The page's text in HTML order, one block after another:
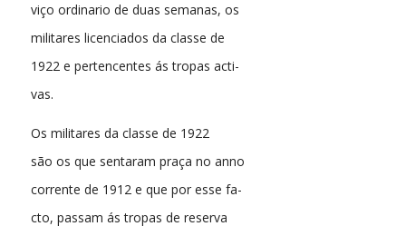
viço ordinario de duas semanas, os
militares licenciados da classe de
1922 e pertencentes ás tropas acti-
vas.
Os militares da classe de 1922
são os que sentaram praça no anno
corrente de 1912 e que por esse fa-
cto, passam ás tropas de reserva